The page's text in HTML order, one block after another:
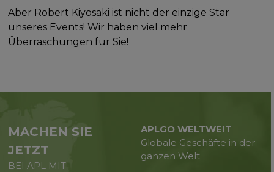
Aber Robert Kiyosaki ist nicht der einzige Star
unseres Events! Wir haben viel mehr
Überraschungen für Sie!
MACHEN SIE
JETZT
BEI APL MIT
APLGO WELTWEIT
Globale Geschäfte in der
ganzen Welt